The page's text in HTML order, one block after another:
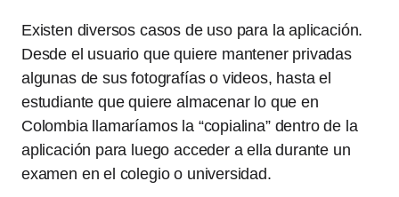
Existen diversos casos de uso para la aplicación.
Desde el usuario que quiere mantener privadas
algunas de sus fotografías o videos, hasta el
estudiante que quiere almacenar lo que en
Colombia llamaríamos la “copialina” dentro de la
aplicación para luego acceder a ella durante un
examen en el colegio o universidad.